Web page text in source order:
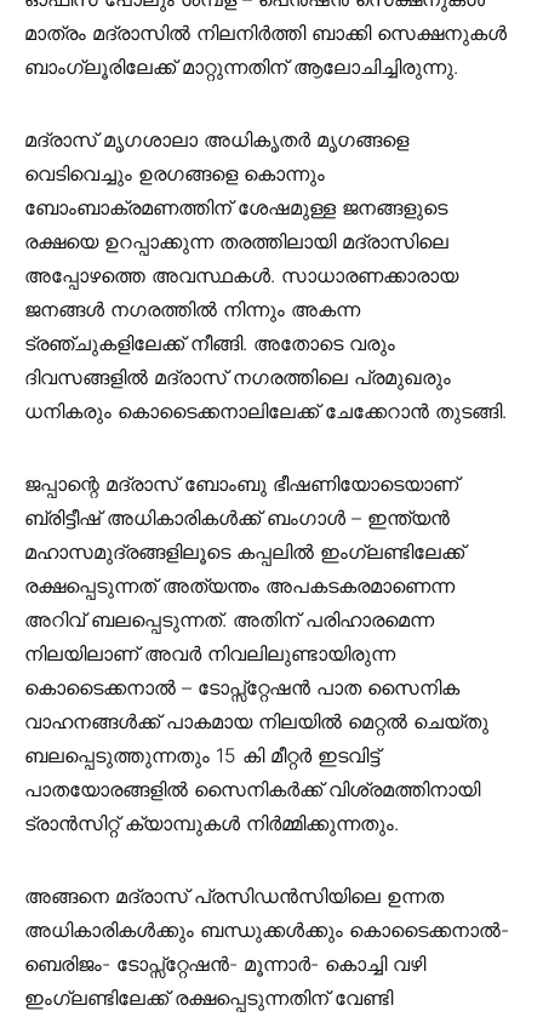
മാത്രം മദ്രാസിൽ നിലനിർത്തി ബാക്കി സെക്ഷനുകൾ
ബാംഗ്ലൂരിലേക്ക് മാറ്റുന്നതിന് ആലോചിച്ചിരുന്നു.
മദ്രാസ് മൃഗശാലാ അധികൃതർ മൃഗങ്ങളെ
വെടിവെച്ചും ഉരഗങ്ങളെ കൊന്നും
ബോംബാക്രമണത്തിന് ശേഷമുള്ള ജനങ്ങളുടെ
രക്ഷയെ ഉറപ്പാക്കുന്ന തരത്തിലായി മദ്രാസിലെ
അപ്പോഴത്തെ അവസ്ഥകൾ. സാധാരണക്കാരായ
ജനങ്ങൾ നഗരത്തിൽ നിന്നും അകന്ന
ട്രഞ്ചുകളിലേക്ക് നീങ്ങി. അതോടെ വരും
ദിവസങ്ങളിൽ മദ്രാസ് നഗരത്തിലെ പ്രമുഖരും
ധനികരും കൊടൈക്കനാലിലേക്ക് ചേക്കേറാൻ തുടങ്ങി.
ജപ്പാന്റെ മദ്രാസ് ബോംബു ഭീഷണിയോടെയാണ്
ബ്രിട്ടീഷ് അധികാരികൾക്ക് ബംഗാൾ – ഇന്ത്യൻ
മഹാസമുദ്രങ്ങളിലൂടെ കപ്പലിൽ ഇംഗ്ലണ്ടിലേക്ക്
രക്ഷപ്പെടുന്നത് അത്യന്തം അപകടകരമാണെന്ന
അറിവ് ബലപ്പെടുന്നത്. അതിന് പരിഹാരമെന്ന
നിലയിലാണ് അവർ നിവലിലുണ്ടായിരുന്ന
കൊടൈക്കനാൽ – ടോപ്സ്റ്റേഷൻ പാത സൈനിക
വാഹനങ്ങൾക്ക് പാകമായ നിലയിൽ മെറ്റൽ ചെയ്തു
ബലപ്പെടുത്തുന്നതും 15 കി മീറ്റർ ഇടവിട്ട്
പാതയോരങ്ങളിൽ സൈനികർക്ക് വിശ്രമത്തിനായി
ട്രാൻസിറ്റ് ക്യാമ്പുകൾ നിർമ്മിക്കുന്നതും.
അങ്ങനെ മദ്രാസ് പ്രസിഡൻസിയിലെ ഉന്നത
അധികാരികൾക്കും ബന്ധുക്കൾക്കും കൊടൈക്കനാൽ-
ബെരിജം- ടോപ്സ്റ്റേഷൻ- മൂന്നാർ- കൊച്ചി വഴി
ഇംഗ്ലണ്ടിലേക്ക് രക്ഷപ്പെടുന്നതിന് വേണ്ടി